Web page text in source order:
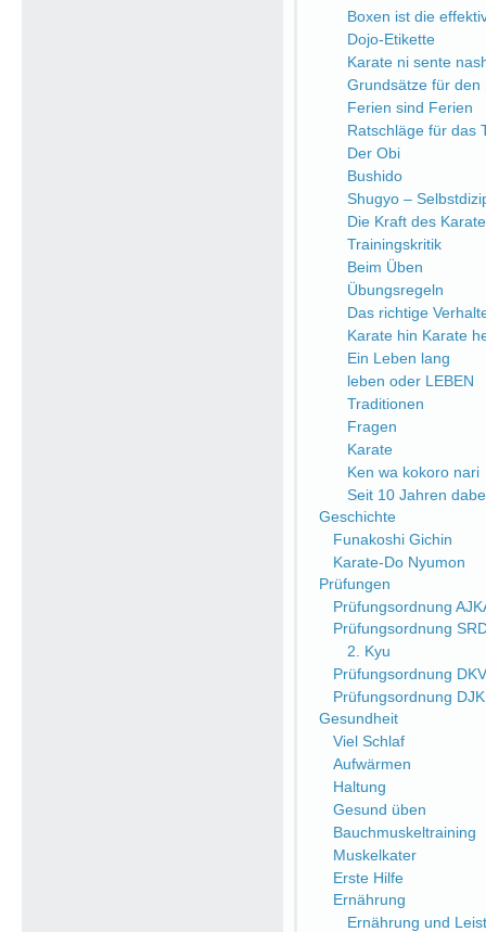
Boxen ist die
Dojo-Etikette
Karate ni sente
Grundsätze für den
Ferien sind Ferien
Ratschläge für das
Der Obi
Bushido
Shugyo –
Die Kraft des Karate
Trainingskritik
Beim Üben
Übungsregeln
Das richtige
Karate hin Karate
Ein Leben lang
leben oder LEBEN
Traditionen
Fragen
Karate
Ken wa kokoro nari
Seit 10 Jahren
Geschichte
Funakoshi Gichin
Karate-Do Nyumon
Prüfungen
Prüfungsordnung
Prüfungsordnung
2. Kyu
Prüfungsordnung DKV
Prüfungsordnung
Gesundheit
Viel Schlaf
Aufwärmen
Haltung
Gesund üben
Bauchmuskeltraining
Muskelkater
Erste Hilfe
Ernährung
Ernährung und